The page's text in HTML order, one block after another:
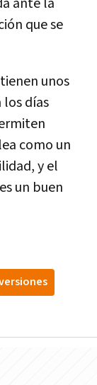
que se
unos
los días
como un
y el
un buen